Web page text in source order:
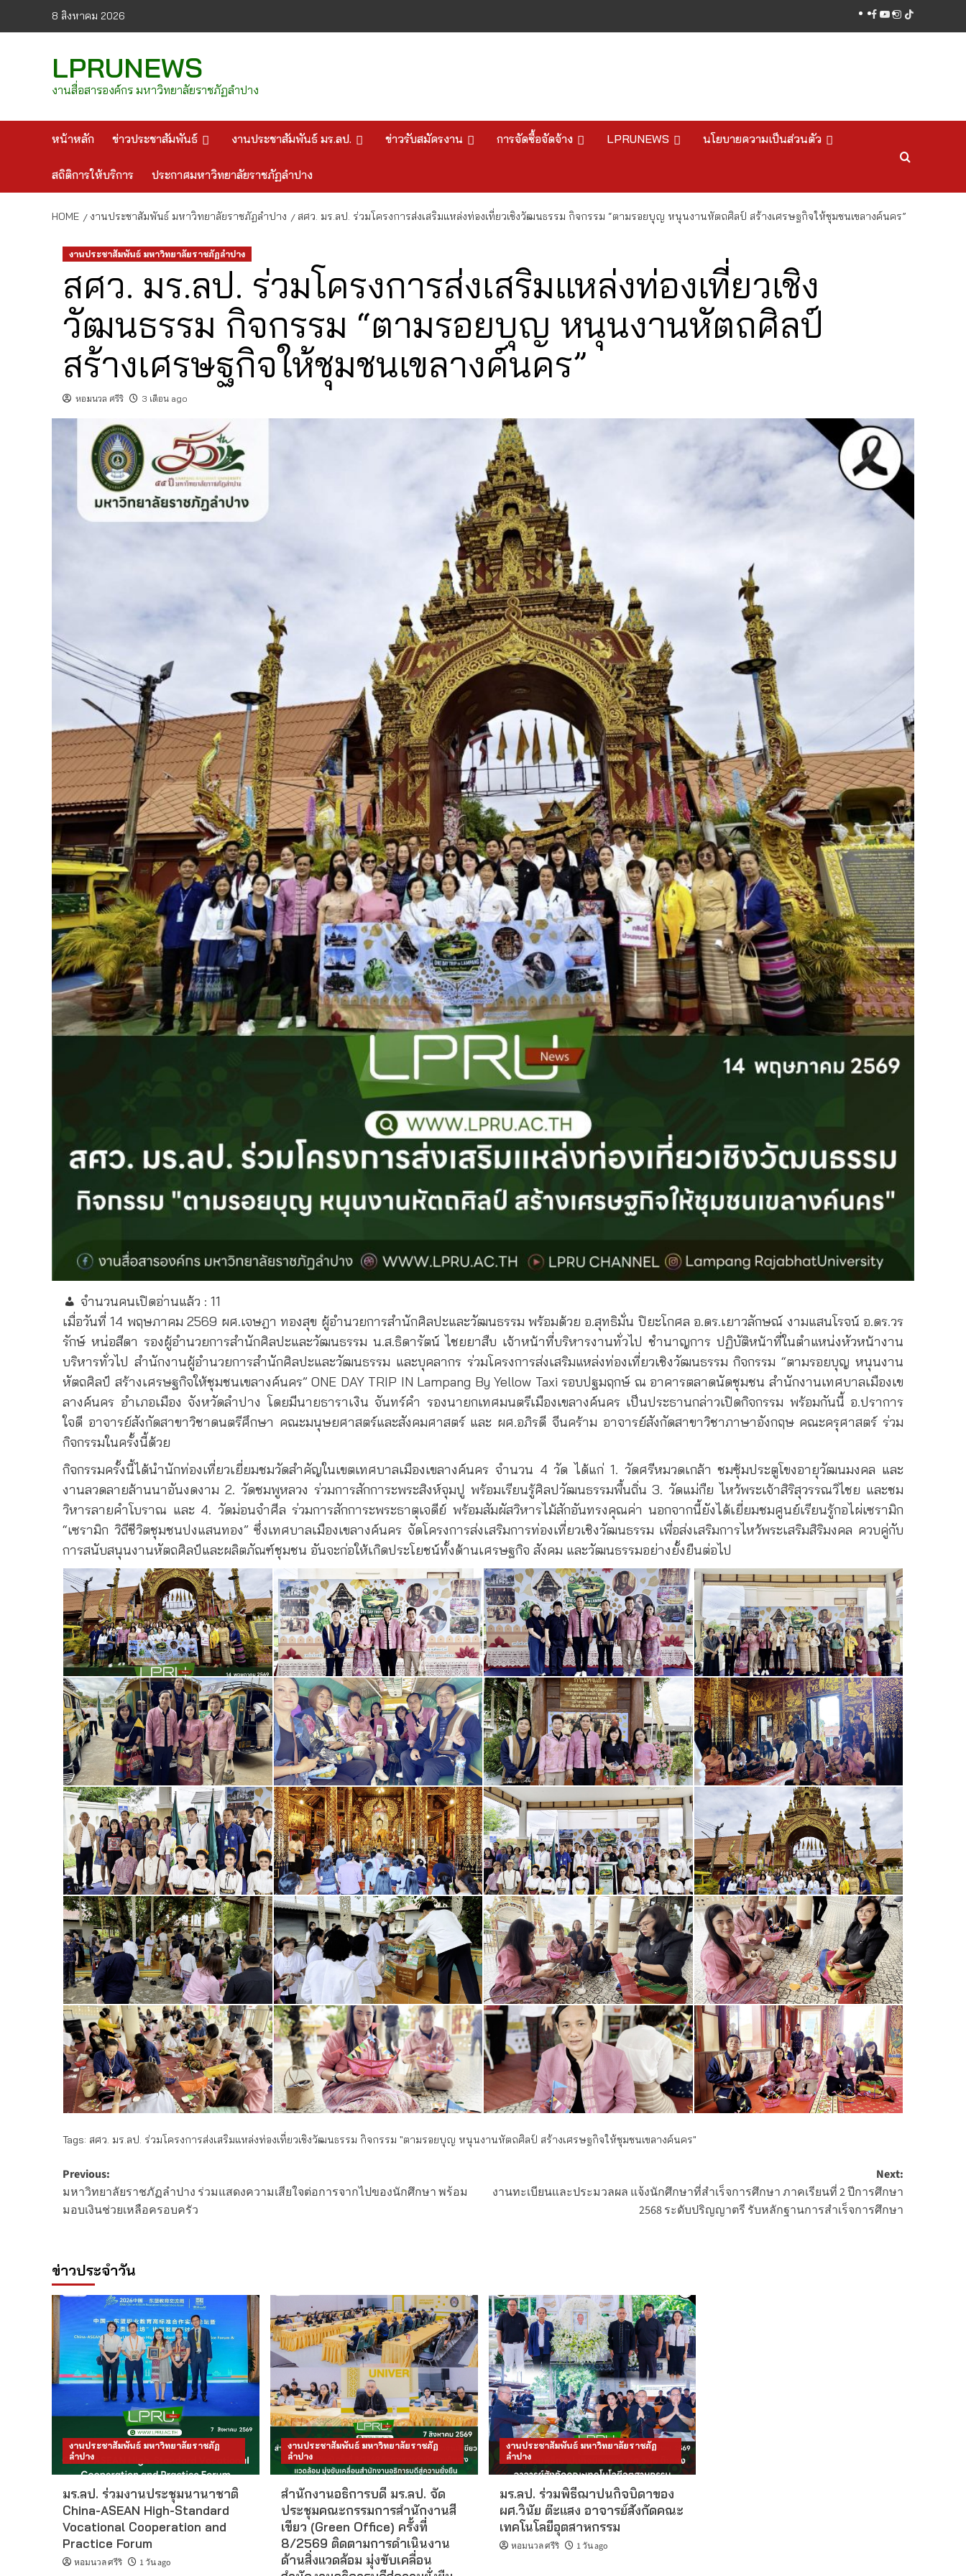
8 สิงหาคม 2026 facebook
youtube
instagram
tiktok
LPRUNEWS
งานสื่อสารองค์กร มหาวิทยาลัยราชภัฏลำปาง
หน้าหลัก ข่าวประชาสัมพันธ์ งานประชาสัมพันธ์ มร.ลป. ข่าวรับสมัครงาน การจัดซื้อจัดจ้าง LPRUNEWS นโยบายความเป็นส่วนตัว
สถิติการให้บริการ ประกาศมหาวิทยาลัยราชภัฏลำปาง
HOME งานประชาสัมพันธ์ มหาวิทยาลัยราชภัฏลำปาง สศว. มร.ลป. ร่วมโครงการส่งเสริมแหล่งท่องเที่ยวเชิงวัฒนธรรม กิจกรรม “ตามรอยบุญ หนุนงานหัตถศิลป์ สร้างเศรษฐกิจให้ชุมชนเขลางค์นคร”
งานประชาสัมพันธ์ มหาวิทยาลัยราชภัฏลำปาง
สศว. มร.ลป. ร่วมโครงการส่งเสริมแหล่งท่องเที่ยวเชิง
วัฒนธรรม กิจกรรม “ตามรอยบุญ หนุนงานหัตถศิลป์
สร้างเศรษฐกิจให้ชุมชนเขลางค์นคร”
หอมนวล ศรีริ 3 เดือน ago
จำนวนคนเปิดอ่านแล้ว : 11
เมื่อวันที่ 14 พฤษภาคม 2569 ผศ.เจษฎา ทองสุข ผู้อำนวยการสำนักศิลปะและวัฒนธรรม พร้อมด้วย อ.สุทธิมั่น ปิยะโกศล อ.ดร.เยาวลักษณ์ งามแสนโรจน์ อ.ดร.วร
รักษ์ หน่อสีดา รองผู้อำนวยการสำนักศิลปะและวัฒนธรรม น.ส.ธิดารัตน์ ไชยยาสืบ เจ้าหน้าที่บริหารงานทั่วไป ชำนาญการ ปฏิบัติหน้าที่ในตำแหน่งหัวหน้างาน
บริหารทั่วไป สำนักงานผู้อำนวยการสำนักศิลปะและวัฒนธรรม และบุคลากร ร่วมโครงการส่งเสริมแหล่งท่องเที่ยวเชิงวัฒนธรรม กิจกรรม “ตามรอยบุญ หนุนงาน
หัตถศิลป์ สร้างเศรษฐกิจให้ชุมชนเขลางค์นคร” ONE DAY TRIP IN Lampang By Yellow Taxi รอบปฐมฤกษ์ ณ อาคารตลาดนัดชุมชน สำนักงานเทศบาลเมืองเข
ลางค์นคร อำเภอเมือง จังหวัดลำปาง โดยมีนายธาราเงิน จันทร์คำ รองนายกเทศมนตรีเมืองเขลางค์นคร เป็นประธานกล่าวเปิดกิจกรรม พร้อมกันนี้ อ.ปราการ
ใจดี อาจารย์สังกัดสาขาวิชาดนตรีศึกษา คณะมนุษยศาสตร์และสังคมศาสตร์ และ ผศ.อภิรดี จีนคร้าม อาจารย์สังกัดสาขาวิชาภาษาอังกฤษ คณะครุศาสตร์ ร่วม
กิจกรรมในครั้งนี้ด้วย
กิจกรรมครั้งนี้ได้นำนักท่องเที่ยวเยี่ยมชมวัดสำคัญในเขตเทศบาลเมืองเขลางค์นคร จำนวน 4 วัด ได้แก่ 1. วัดศรีหมวดเกล้า ชมซุ้มประตูโขงอายุวัฒนมงคล และ
งานลวดลายล้านนาอันงดงาม 2. วัดชมพูหลวง ร่วมการสักการะพระสิงห์จุมปู พร้อมเรียนรู้ศิลปวัฒนธรรมพื้นถิ่น 3. วัดแม่กืย ไหว้พระเจ้าสิริสุวรรณวิไชย และชม
วิหารลายคำโบราณ และ 4. วัดม่อนจำศีล ร่วมการสักการะพระธาตุเจดีย์ พร้อมสัมผัสวิหารไม้สักอันทรงคุณค่า นอกจากนี้ยังได้เยี่ยมชมศูนย์เรียนรู้กอไผ่เซรามิก
“เซรามิก วิถีชีวิตชุมชนปงแสนทอง” ซึ่งเทศบาลเมืองเขลางค์นคร จัดโครงการส่งเสริมการท่องเที่ยวเชิงวัฒนธรรม เพื่อส่งเสริมการไหว้พระเสริมสิริมงคล ควบคู่กับ
การสนับสนุนงานหัตถศิลป์และผลิตภัณฑ์ชุมชน อันจะก่อให้เกิดประโยชน์ทั้งด้านเศรษฐกิจ สังคม และวัฒนธรรมอย่างยั้งยืนต่อไป
Tags: สศว. มร.ลป. ร่วมโครงการส่งเสริมแหล่งท่องเที่ยวเชิงวัฒนธรรม กิจกรรม "ตามรอยบุญ หนุนงานหัตถศิลป์ สร้างเศรษฐกิจให้ชุมชนเขลางค์นคร"
Post
navigation
Previous:
มหาวิทยาลัยราชภัฏลำปาง ร่วมแสดงความเสียใจต่อการจากไปของนักศึกษา พร้อม
มอบเงินช่วยเหลือครอบครัว
Next:
งานทะเบียนและประมวลผล แจ้งนักศึกษาที่สำเร็จการศึกษา ภาคเรียนที่ 2 ปีการศึกษา
2568 ระดับปริญญาตรี รับหลักฐานการสำเร็จการศึกษา
ข่าวประจำวัน
งานประชาสัมพันธ์ มหาวิทยาลัยราชภัฏ
ลำปาง
มร.ลป. ร่วมงานประชุมนานาชาติ
China-ASEAN High-Standard
Vocational Cooperation and
Practice Forum
หอมนวล ศรีริ 1 วัน ago
งานประชาสัมพันธ์ มหาวิทยาลัยราชภัฏ
ลำปาง
สำนักงานอธิการบดี มร.ลป. จัด
ประชุมคณะกรรมการสำนักงานสี
เขียว (Green Office) ครั้งที่
8/2569 ติดตามการดำเนินงาน
ด้านสิ่งแวดล้อม มุ่งขับเคลื่อน
งานประชาสัมพันธ์ มหาวิทยาลัยราชภัฏ
ลำปาง
มร.ลป. ร่วมพิธีฌาปนกิจบิดาของ
ผศ.วินัย ต๊ะแสง อาจารย์สังกัดคณะ
เทคโนโลยีอุตสาหกรรม
หอมนวล ศรีริ 1 วัน ago